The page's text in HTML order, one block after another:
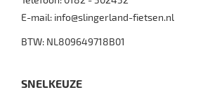
E-mail: info@slingerland-fietsen.nl
BTW: NL809649718B01
SNELKEUZE